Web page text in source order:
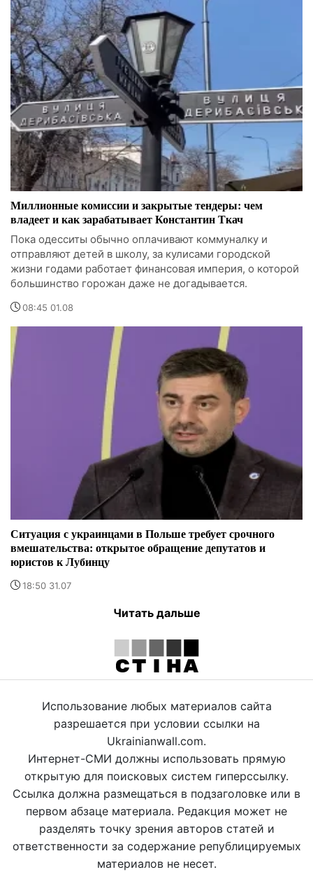
Миллионные комиссии и закрытые тендеры: чем
владеет и как зарабатывает Константин Ткач
Пока одесситы обычно оплачивают коммуналку и
отправляют детей в школу, за кулисами городской
жизни годами работает финансовая империя, о которой
большинство горожан даже не догадывается.
08:45 01.08
Ситуация с украинцами в Польше требует срочного
вмешательства: открытое обращение депутатов и
юристов к Лубинцу
18:50 31.07
Читать дальше
Использование любых материалов сайта
разрешается при условии ссылки на
Ukrainianwall.com.
Интернет-СМИ должны использовать прямую
открытую для поисковых систем гиперссылку.
Ссылка должна размещаться в подзаголовке или в
первом абзаце материала. Редакция может не
разделять точку зрения авторов статей и
ответственности за содержание републицируемых
материалов не несет.